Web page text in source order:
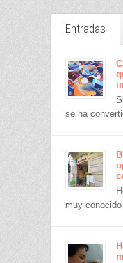
Entradas
se ha
muy